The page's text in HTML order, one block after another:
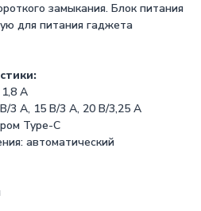
замыкания. Блок питания
для питания гаджета
А
3 А, 15 В/3 А, 20 В/3,25 А
Type-C
автоматический